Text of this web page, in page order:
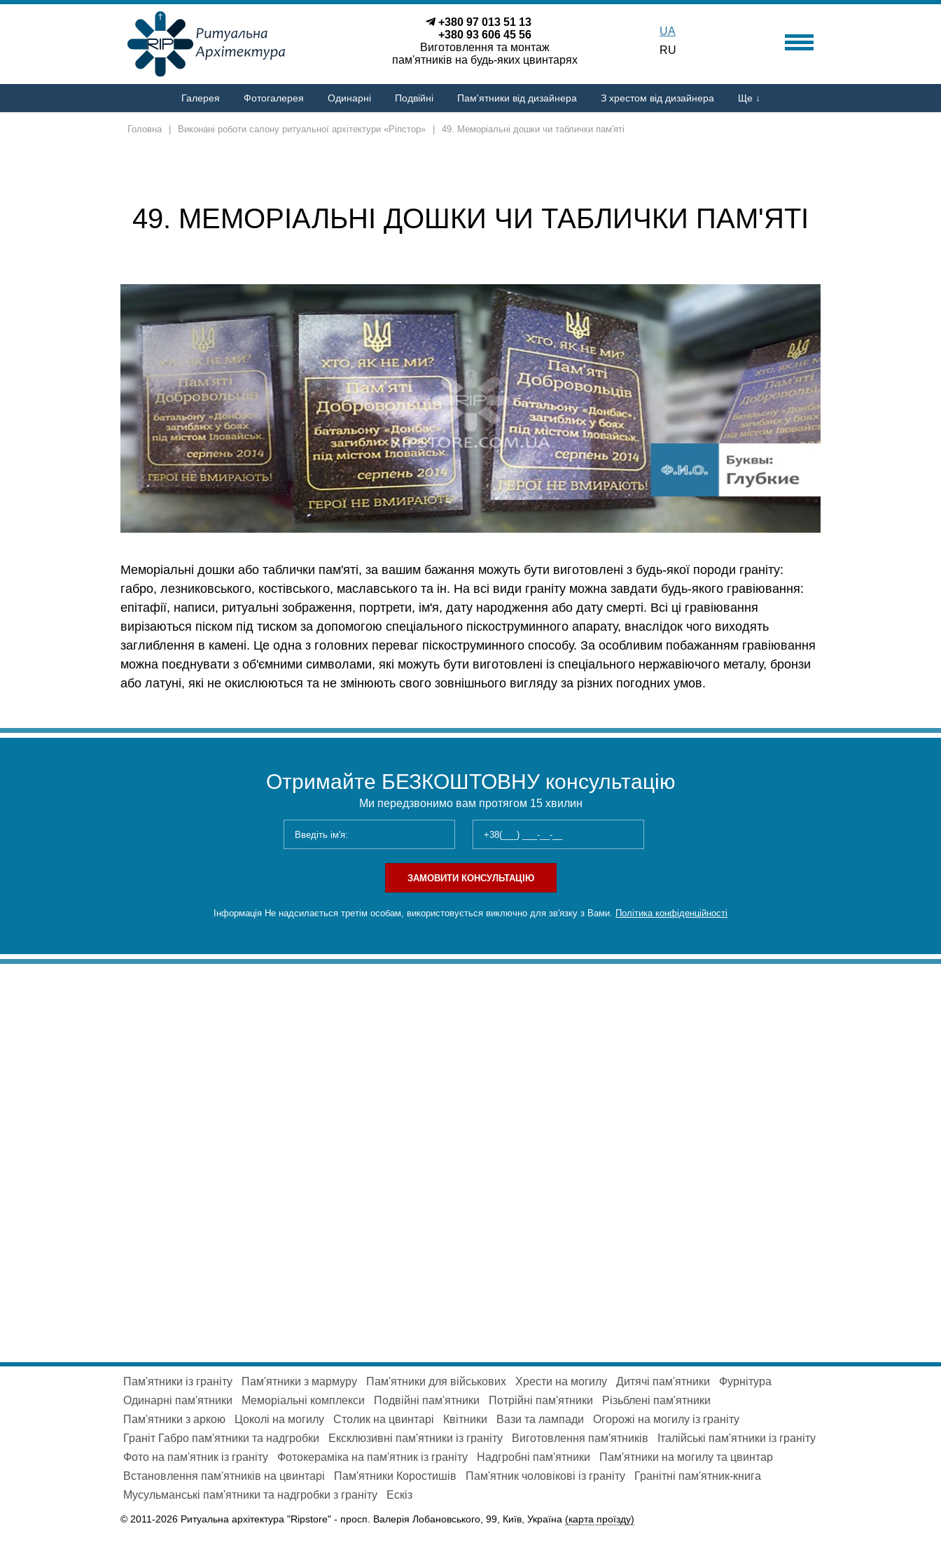
+380 97 013 51 13
+380 93 606 45 56
Виготовлення та монтаж
пам'ятників на будь-яких цвинтарях
UA
RU
Галерея Фотогалерея Одинарні Подвійні Пам'ятники від дизайнера З хрестом від дизайнера Ще ↓
Головна Виконані роботи салону ритуальної архітектури «Ріпстор» 49. Меморіальні дошки чи таблички пам'яті
49. МЕМОРІАЛЬНІ ДОШКИ ЧИ ТАБЛИЧКИ ПАМ'ЯТІ
Меморіальні дошки або таблички пам'яті, за вашим бажання можуть бути виготовлені з будь-якої породи граніту:
габро, лезниковського, костівського, маславського та ін. На всі види граніту можна завдати будь-якого гравіювання:
епітафії, написи, ритуальні зображення, портрети, ім'я, дату народження або дату смерті. Всі ці гравіювання
вирізаються піском під тиском за допомогою спеціального піскоструминного апарату, внаслідок чого виходять
заглиблення в камені. Це одна з головних переваг піскоструминного способу. За особливим побажанням гравіювання
можна поєднувати з об'ємними символами, які можуть бути виготовлені із спеціального нержавіючого металу, бронзи
або латуні, які не окислюються та не змінюють свого зовнішнього вигляду за різних погодних умов.
Отримайте БЕЗКОШТОВНУ консультацію
Ми передзвонимо вам протягом 15 хвилин
ЗАМОВИТИ КОНСУЛЬТАЦІЮ
Інформація Не надсилається третім особам, використовується виключно для зв'язку з Вами. Політика конфіденційності
Пам'ятники із граніту Пам'ятники з мармуру Пам'ятники для військових Хрести на могилу Дитячі пам'ятники
Фурнітура
Одинарні пам'ятники
Меморіальні комплекси Подвійні пам'ятники Потрійні пам'ятники
Різьблені пам'ятники
Пам'ятники з аркою
Цоколі на могилу Столик на цвинтарі Квітники Вази та лампади
Огорожі на могилу із граніту
Граніт Габро пам'ятники та надгробки
Ексклюзивні пам'ятники із граніту Виготовлення пам'ятників
Італійські пам'ятники із граніту
Фото на пам'ятник із граніту
Фотокераміка на пам'ятник із граніту Надгробні пам'ятники
Пам'ятники на могилу та цвинтар
Встановлення пам'ятників на цвинтарі
Пам'ятники Коростишів Пам'ятник чоловікові із граніту
Гранітні пам'ятник-книга
Мусульманські пам'ятники та надгробки з граніту
Ескіз
© 2011-2026 Ритуальна архітектура "Ripstore" - просп. Валерія Лобановського, 99, Київ, Україна (карта проїзду)